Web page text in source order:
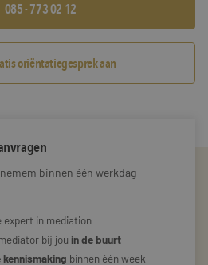
085 - 773 02 12
oriëntatiegesprek aan
binnen één werkdag
expert in mediation
bij jou in de buurt
binnen één week